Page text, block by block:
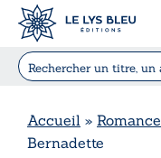
Accueil » Romance
Bernadette